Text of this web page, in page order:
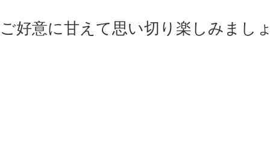
ご好意に甘えて思い切り楽しみまし